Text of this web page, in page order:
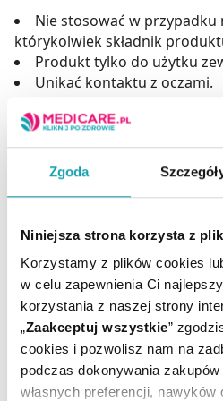
Zgoda
Niniejsza strona korzysta z
Korzystamy z plików cookies
w celu zapewnienia Ci
korzystania z naszej strony
„Zaakceptuj wszystkie”
cookies i pozwolisz nam na
podczas dokonywania
własnych preferencji, nawyków
Nie stosować w przypadku
którykolwiek składnik
Produkt tylko do użytku
Unikać kontaktu z oczami.
Adres producenta
Laboratorium Kosmetyczne
ul. Geodetów 154,
Podmiot odpowiedzialny
Laboratorium Kosmetyczne
ul. Geodetów 154,
05-500 Piaseczno.
kontakt@floslek.pl
Producent / Podmiot